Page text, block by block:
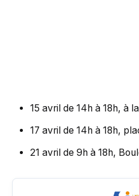
15 avril de 14h à 18h, à
17 avril de 14h à 18h,
21 avril de 9h à 18h,